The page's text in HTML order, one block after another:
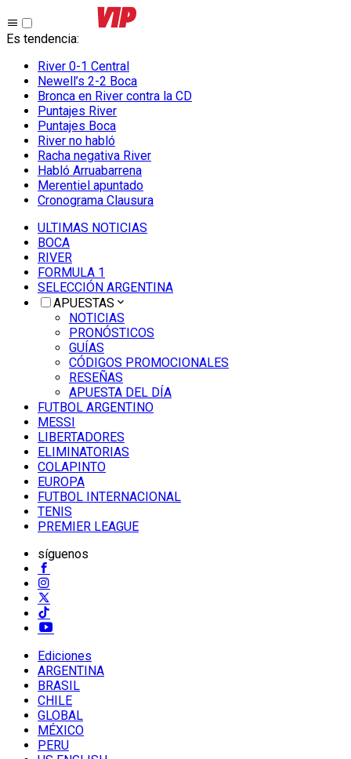
Es tendencia:
River 0-1 Central
Newell’s 2-2 Boca
Bronca en River contra la CD
Puntajes River
Puntajes Boca
River no habló
Racha negativa River
Habló Arruabarrena
Merentiel apuntado
Cronograma Clausura
ULTIMAS NOTICIAS
BOCA
RIVER
FORMULA 1
SELECCIÓN ARGENTINA
APUESTAS
NOTICIAS
PRONÓSTICOS
GUÍAS
CÓDIGOS PROMOCIONALES
RESEÑAS
APUESTA DEL DÍA
FUTBOL ARGENTINO
MESSI
LIBERTADORES
ELIMINATORIAS
COLAPINTO
EUROPA
FUTBOL INTERNACIONAL
TENIS
PREMIER LEAGUE
síguenos
Ediciones
ARGENTINA
BRASIL
CHILE
GLOBAL
MÉXICO
PERU